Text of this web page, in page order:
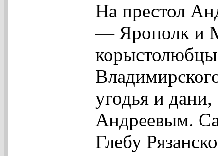
На престол
— Ярополк и
угодья и
Андреевым.
Глебу